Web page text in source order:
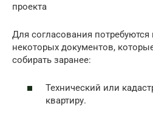
проекта
Для согласования потребуются
некоторых документов,
собирать заранее:
Технический или
квартиру.